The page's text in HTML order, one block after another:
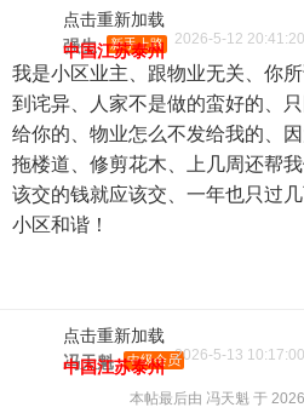
点击重新加载
强生 新手上路 2026-5-12
中国江苏泰州
我是小区业主、跟物业无关、你
到诧异、人家不是做的蛮好的、
给你的、物业怎么不发给我的、
拖楼道、修剪花木、上几周还帮
该交的钱就应该交、一年也只过
小区和谐！
点击重新加载
冯天魁 中级会员2026-5-13
中国江苏泰州
本帖最后由 冯天魁 于